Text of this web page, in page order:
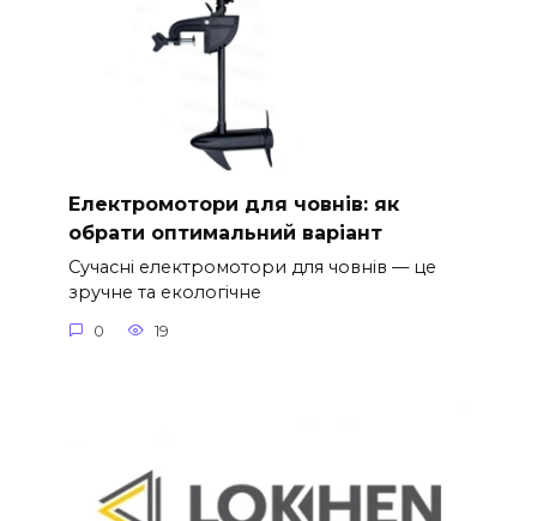
Електромотори для човнів: як
обрати оптимальний варіант
Сучасні електромотори для човнів — це
зручне та екологічне
0 19